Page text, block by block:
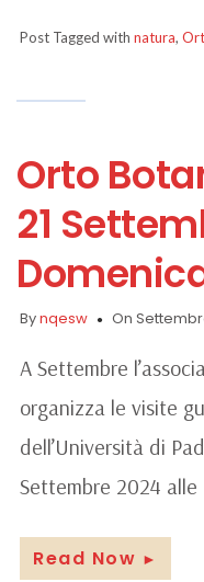
Post Tagged with natura,
Orto
21
Bynqesw On
A Settembre
organizza le visite
dell’Università di
Settembre 2024 alle
Read Now ►